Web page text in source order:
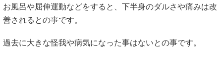
お風呂や屈伸運動などをすると、下半身のダルさや痛みは改
善されるとの事です。
過去に大きな怪我や病気になった事はないとの事です。